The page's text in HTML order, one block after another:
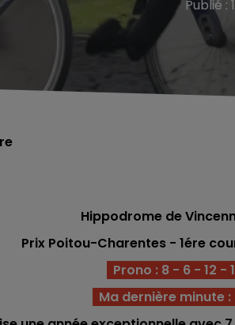
Publié
Hippodrome de
Prix Poitou-Charentes - 1ére
Prono : 8 - 6 - 12 -
Ma dernière minute :